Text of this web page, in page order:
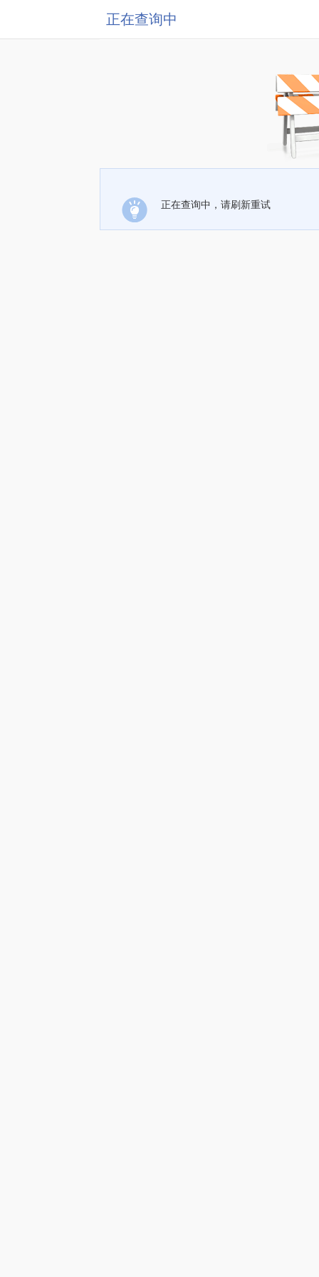
正在查询中
正在查询中，请刷新重试